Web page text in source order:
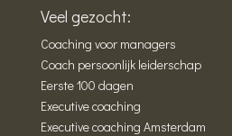
Veel gezocht:
Coaching voor managers
Coach persoonlijk leiderschap
Eerste 100 dagen
Executive coaching
Executive coaching Amsterdam